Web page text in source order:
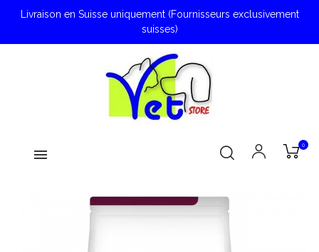
Livraison en Suisse uniquement (Fournisseurs exclusivement
suisses)
0